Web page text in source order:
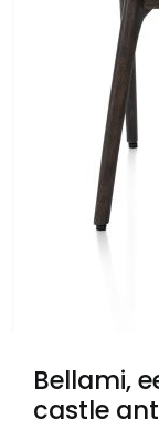
Bellami,
castle